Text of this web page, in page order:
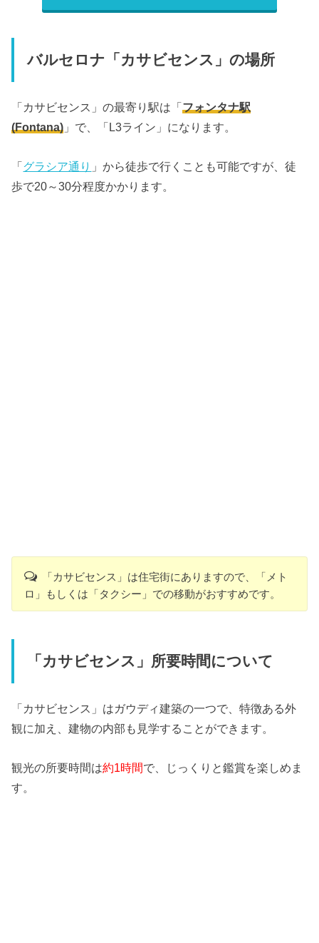
バルセロナ「カサビセンス」の場所
「カサビセンス」の最寄り駅は「フォンタナ駅
(Fontana) 」で、「L3ライン」になります。
「グラシア通り 」から徒歩で行くことも可能ですが、徒
歩で20～30分程度かかります。
「カサビセンス」は住宅街にありますので、「メト
ロ」もしくは「タクシー」での移動がおすすめです。
「カサビセンス」所要時間について
「カサビセンス」はガウディ建築の一つで、特徴ある外
観に加え、建物の内部も見学することができます。
観光の所要時間は約1時間で、じっくりと鑑賞を楽しめま
す。